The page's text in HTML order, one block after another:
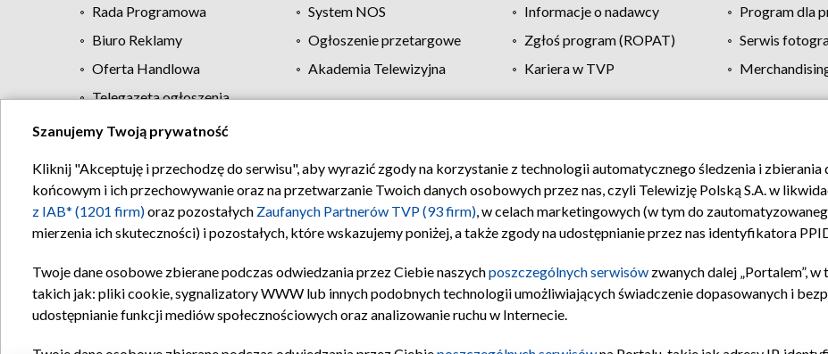
Rada Programowa
System NOS Informacje o nadawcy
Program dla
Biuro Reklamy
Ogłoszenie przetargowe Zgłoś program (ROPAT)
Serwis
Oferta Handlowa
Akademia Telewizyjna Kariera w TVP
Telegazeta ogłoszenia
Regulamin TVP Polityka prywatności Moje zgody Pomoc Biuro
Szanujemy Twoją prywatność
Kliknij "Akceptuję i przechodzę do serwisu", aby wyrazić zgody na korzystanie z technologii automatycznego śledzenia i
końcowym i ich przechowywanie oraz na przetwarzanie Twoich danych osobowych przez nas, czyli Telewizję Polską S.A. w
z IAB* (1201 firm)oraz pozostałych Zaufanych Partnerów TVP (93 firm), w celach marketingowych (w tym do
mierzenia ich skuteczności) i pozostałych, które wskazujemy poniżej, a także zgody na udostępnianie przez nas identyfikatora
Twoje dane osobowe zbierane podczas odwiedzania przez Ciebie naszychposzczególnych serwisów zwanych dalej „Portalem”,
takich jak: pliki cookie, sygnalizatory WWW lub innych podobnych technologii umożliwiających świadczenie dopasowanych i
udostępnianie funkcji mediów społecznościowych oraz analizowanie ruchu w Internecie.